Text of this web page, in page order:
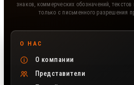
знаков, коммерческих обозначений,
только с письменного разрешения
Полезные разделы сайта
О НАС
О компании
Представители